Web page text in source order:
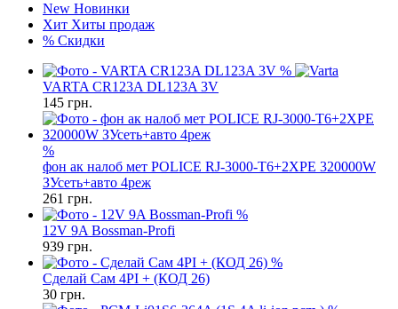
New Новинки
Хит Хиты продаж
% Скидки
%
VARTA CR123A DL123A 3V
145 грн.
%
фон ак налоб мет POLICE RJ-3000-T6+2XPE 320000W
ЗУсеть+авто 4реж
261 грн.
%
12V 9A Bossman-Profi
939 грн.
%
Сделай Сам 4PI + (КОД 26)
30 грн.